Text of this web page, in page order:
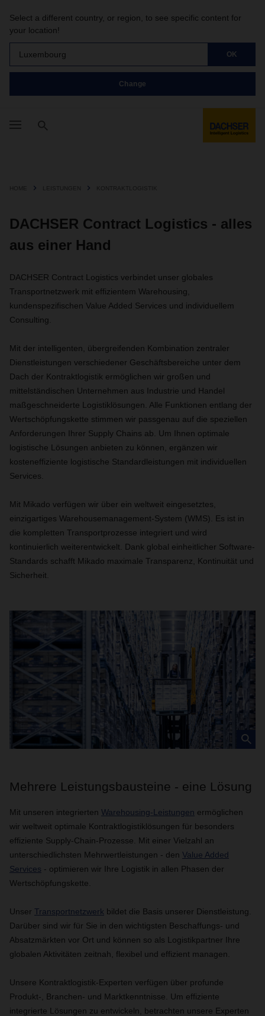
Select a different country, or region, to see specific content for
your location!
Luxembourg OK
Change
HOME LEISTUNGEN KONTRAKTLOGISTIK
DACHSER Contract Logistics - alles
aus einer Hand
DACHSER Contract Logistics verbindet unser globales
Transportnetzwerk mit effizientem Warehousing,
kundenspezifischen Value Added Services und individuellem
Consulting.
Mit der intelligenten, übergreifenden Kombination zentraler
Dienstleistungen verschiedener Geschäftsbereiche unter dem
Dach der Kontraktlogistik ermöglichen wir großen und
mittelständischen Unternehmen aus Industrie und Handel
maßgeschneiderte Logistiklösungen. Alle Funktionen entlang der
Wertschöpfungskette stimmen wir passgenau auf die speziellen
Anforderungen Ihrer Supply Chains ab. Um Ihnen optimale
logistische Lösungen anbieten zu können, ergänzen wir
kosteneffiziente logistische Standardleistungen mit individuellen
Services.
Mit Mikado verfügen wir über ein weltweit eingesetztes,
einzigartiges Warehousemanagement-System (WMS). Es ist in
die kompletten Transportprozesse integriert und wird
kontinuierlich weiterentwickelt. Dank global einheitlicher Software-
Standards schafft Mikado maximale Transparenz, Kontinuität und
Sicherheit.
Mehrere Leistungsbausteine - eine Lösung
Mit unseren integrierten Warehousing-Leistungen ermöglichen
wir weltweit optimale Kontraktlogistiklösungen für besonders
effiziente Supply-Chain-Prozesse. Mit einer Vielzahl an
unterschiedlichsten Mehrwertleistungen - den Value Added
Services - optimieren wir Ihre Logistik in allen Phasen der
Wertschöpfungskette.
Unser Transportnetzwerk bildet die Basis unserer Dienstleistung.
Darüber sind wir für Sie in den wichtigsten Beschaffungs- und
Absatzmärkten vor Ort und können so als Logistikpartner Ihre
globalen Aktivitäten zeitnah, flexibel und effizient managen.
Unsere Kontraktlogistik-Experten verfügen über profunde
Produkt-, Branchen- und Marktkenntnisse. Um effiziente
integrierte Lösungen zu entwickeln, betrachten unsere Experten